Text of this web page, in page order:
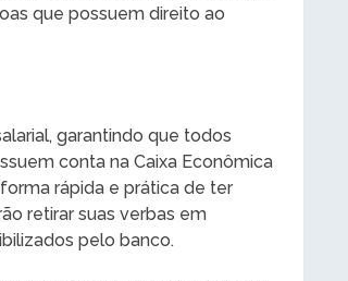
que possuem direito ao
garantindo que todos
conta na Caixa Econômica
rápida e prática de ter
retirar suas verbas em
pelo banco.